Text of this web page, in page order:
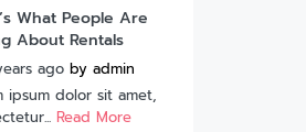
What People Are
About Rentals
ago by admin
ipsum dolor sit amet,
Read More